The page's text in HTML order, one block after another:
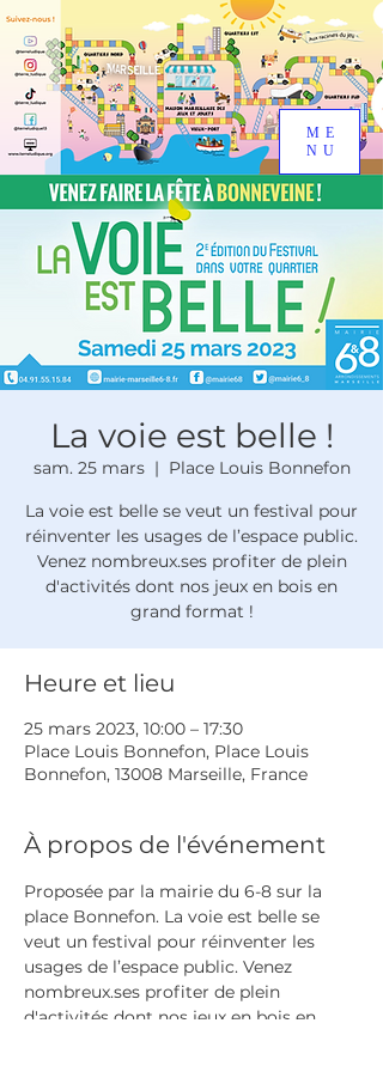
ME
NU
La voie est belle !
sam. 25 mars
  |
Place Louis Bonnefon
La voie est belle se veut un festival pour
réinventer les usages de l’espace public.
Venez nombreux.ses profiter de plein
d'activités dont nos jeux en bois en
grand format !
Heure et lieu
25 mars 2023, 10:00 – 17:30
Place Louis Bonnefon, Place Louis
Bonnefon, 13008 Marseille, France
À propos de l'événement
Proposée par la mairie du 6-8 sur la
place Bonnefon. La voie est belle se
veut un festival pour réinventer les
usages de l’espace public. Venez
nombreux.ses profiter de plein
d'activités dont nos jeux en bois en